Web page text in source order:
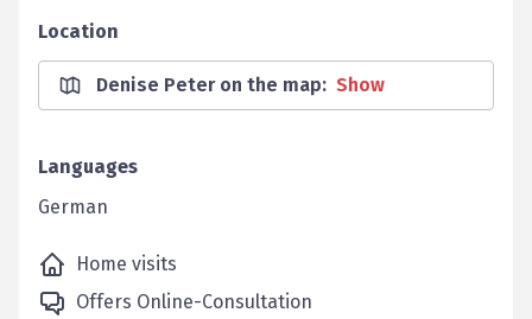
Location
Denise Peter on the map: Show
Languages
German
Home visits
Offers Online-Consultation